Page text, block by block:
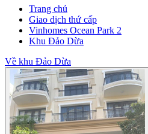
Trang chủ
Giao dịch thứ cấp
Vinhomes Ocean Park 2
Khu Đảo Dừa
Về khu Đảo Dừa